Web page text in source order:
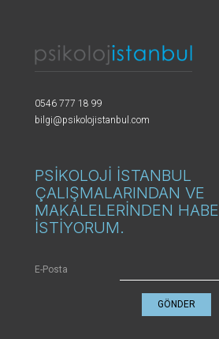
0546 777 18 99
bilgi@psikolojistanbul.com
PSİKOLOJİ İSTANBUL
ÇALIŞMALARINDAN VE
MAKALELERİNDEN
İSTİYORUM.
E-Posta
GÖNDER